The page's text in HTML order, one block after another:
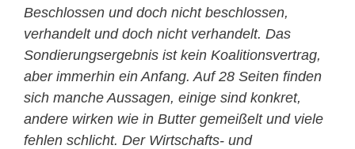
Beschlossen und doch nicht beschlossen,
verhandelt und doch nicht verhandelt. Das
Sondierungsergebnis ist kein Koalitionsvertrag,
aber immerhin ein Anfang. Auf 28 Seiten finden
sich manche Aussagen, einige sind konkret,
andere wirken wie in Butter gemeißelt und viele
fehlen schlicht. Der Wirtschafts- und